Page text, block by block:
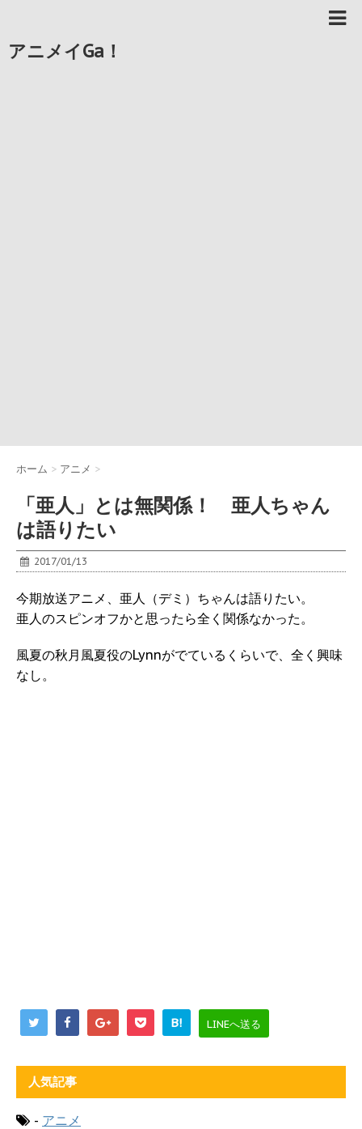
アニメイGa！
ホーム > アニメ >
「亜人」とは無関係！ 亜人ちゃん
は語りたい
2017/01/13
今期放送アニメ、亜人（デミ）ちゃんは語りたい。
亜人のスピンオフかと思ったら全く関係なかった。
風夏の秋月風夏役のLynnがでているくらいで、全く興味
なし。
B! LINEへ送る
人気記事
- アニメ